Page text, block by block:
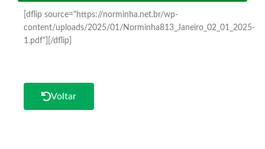
[dflip source="https://norminha.net.br/wp-
content/uploads/2025/01/Norminha813_Janeiro_02_01_2025-
1.pdf"][/dflip]
Voltar